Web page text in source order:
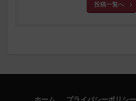
投稿一覧へ